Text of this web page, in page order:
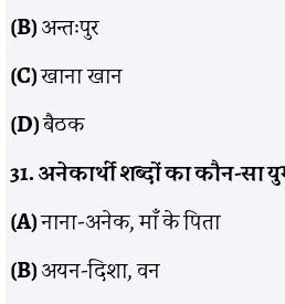
(B)अन्तःपुर
(C)खाना खान
(D)बैठक
31. अनेकार्थी शब्दों का कौन-सा
(A)नाना-अनेक, माँ के पिता
(B)अयन-दिशा, वन